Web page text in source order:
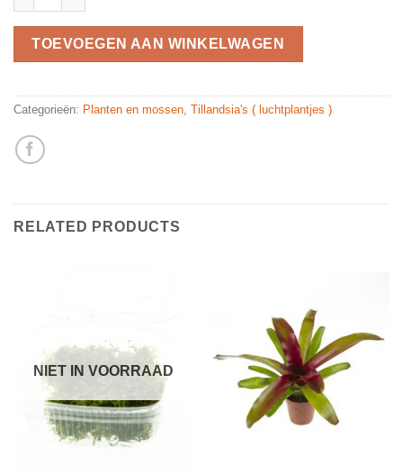
TOEVOEGEN AAN WINKELWAGEN
Categorieën: Planten en mossen Tillandsia's ( luchtplantjes )
RELATED PRODUCTS
NIET IN VOORRAAD